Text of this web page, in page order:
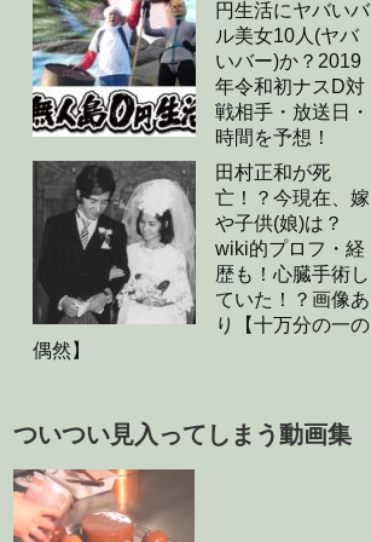
円生活にヤバいバ
ル美女10人(ヤバ
いバー)か？2019
年令和初ナスD対
戦相手・放送日・
時間を予想！
田村正和が死
亡！？今現在、嫁
や子供(娘)は？
wiki的プロフ・経
歴も！心臓手術し
ていた！？画像あ
り【十万分の一の
偶然】
ついつい見入ってしまう動画集